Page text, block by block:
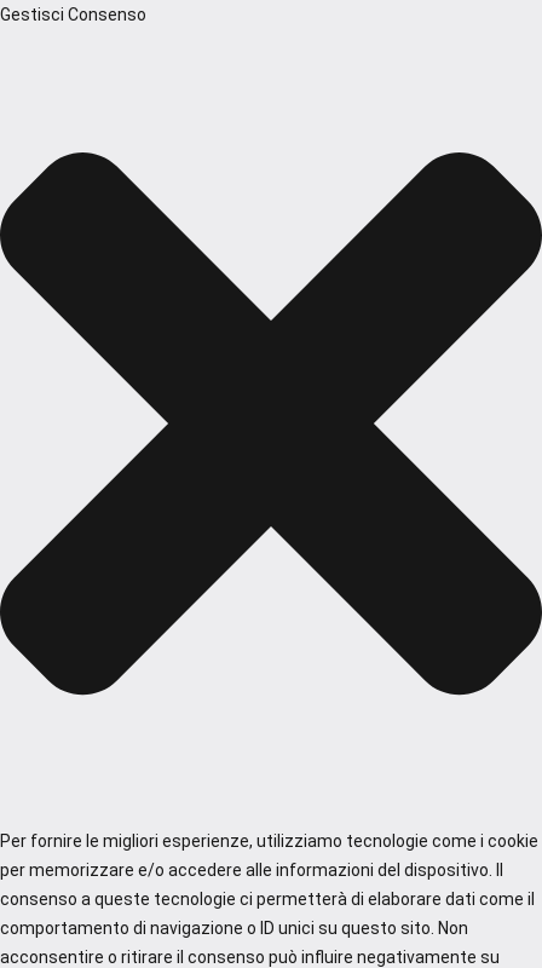
Gestisci Consenso
Per fornire le migliori esperienze, utilizziamo tecnologie come i cookie
per memorizzare e/o accedere alle informazioni del dispositivo. Il
consenso a queste tecnologie ci permetterà di elaborare dati come il
comportamento di navigazione o ID unici su questo sito. Non
acconsentire o ritirare il consenso può influire negativamente su